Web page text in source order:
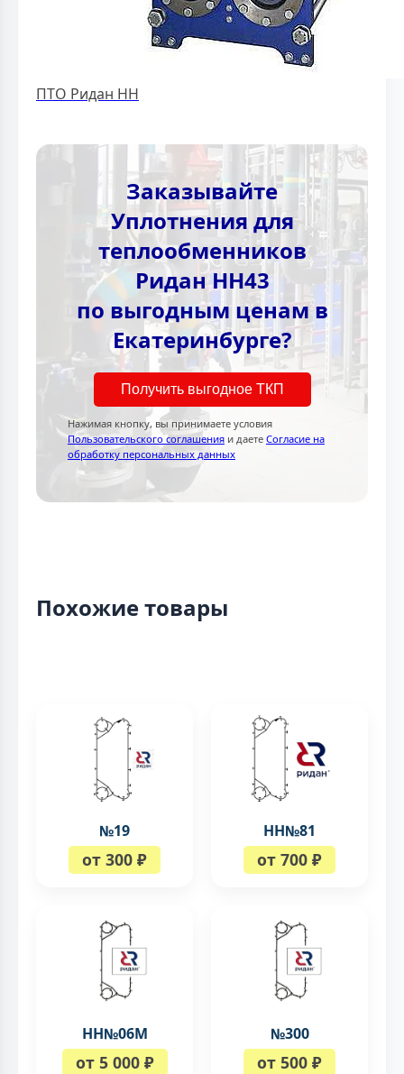
ПТО Ридан НН
Заказывайте
Уплотнения для
теплообменников
Ридан НН43
по выгодным ценам в
Екатеринбурге?
Получить выгодное ТКП
Нажимая кнопку, вы принимаете условия
Пользовательского соглашения и даете Согласие на
обработку персональных данных
Похожие товары
№19
от 300 ₽
НН№81
от 700 ₽
НН№06М
от 5 000 ₽
№300
от 500 ₽